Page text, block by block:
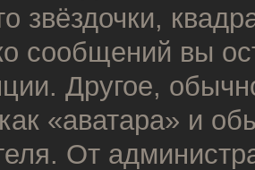
звёздочки,
сообщений вы
Другое,
«аватара» и
От